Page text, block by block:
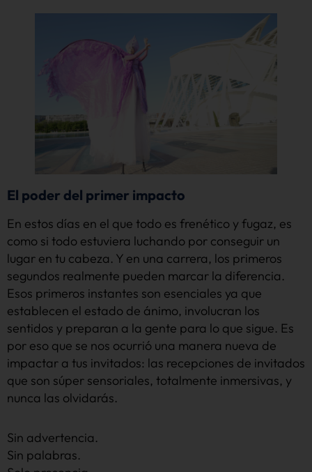
El poder del primer impacto
En estos días en el que todo es frenético y fugaz, es
como si todo estuviera luchando por conseguir un
lugar en tu cabeza. Y en una carrera, los primeros
segundos realmente pueden marcar la diferencia.
Esos primeros instantes son esenciales ya que
establecen el estado de ánimo, involucran los
sentidos y preparan a la gente para lo que sigue. Es
por eso que se nos ocurrió una manera nueva de
impactar a tus invitados: las recepciones de invitados
que son súper sensoriales, totalmente inmersivas, y
nunca las olvidarás.
Sin advertencia.
Sin palabras.